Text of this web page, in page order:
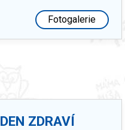
Fotogalerie
DEN ZDRAVÍ